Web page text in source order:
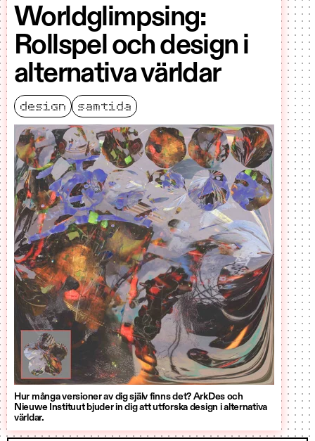
Worldglimpsing:
Rollspel och design i
alternativa världar
design samtida
Hur många versioner av dig själv finns det? ArkDes och
Nieuwe Instituut bjuder in dig att utforska design i alternativa
världar.